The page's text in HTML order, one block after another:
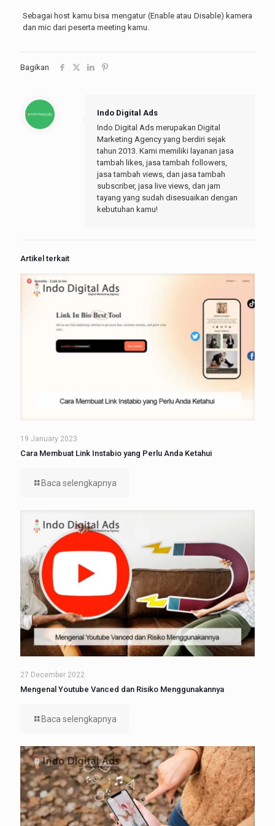
Sebagai host kamu bisa mengatur (Enable atau Disable) kamera
dan mic dari peserta meeting kamu.
Bagikan
Indo Digital Ads
Indo Digital Ads merupakan Digital
Marketing Agency yang berdiri sejak
tahun 2013. Kami memiliki layanan jasa
tambah likes, jasa tambah followers,
jasa tambah views, dan jasa tambah
subscriber, jasa live views, dan jam
tayang yang sudah disesuaikan dengan
kebutuhan kamu!
Artikel terkait
19 January 2023
Cara Membuat Link Instabio yang Perlu Anda Ketahui
Baca selengkapnya
27 December 2022
Mengenal Youtube Vanced dan Risiko Menggunakannya
Baca selengkapnya